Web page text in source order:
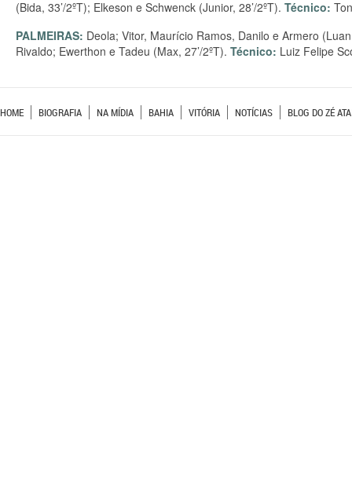
(Bida, 33’/2ºT); Elkeson e Schwenck (Junior, 28’/2ºT). Técnico:
PALMEIRAS: Deola; Vitor, Maurício Ramos, Danilo e Armero
Rivaldo; Ewerthon e Tadeu (Max, 27’/2ºT). Técnico: Luiz Felipe
HOME BIOGRAFIA NA MÍDIA BAHIA VITÓRIA NOTÍCIAS BLOG DO ZÉ